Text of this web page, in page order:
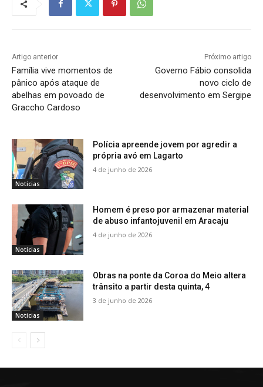
Artigo anterior
Família vive momentos de
pânico após ataque de
abelhas em povoado de
Graccho Cardoso
Próximo artigo
Governo Fábio consolida
novo ciclo de
desenvolvimento em Sergipe
Noticias
Polícia apreende jovem por agredir a
própria avó em Lagarto
4 de junho de 2026
Noticias
Homem é preso por armazenar material
de abuso infantojuvenil em Aracaju
4 de junho de 2026
Noticias
Obras na ponte da Coroa do Meio altera
trânsito a partir desta quinta, 4
3 de junho de 2026